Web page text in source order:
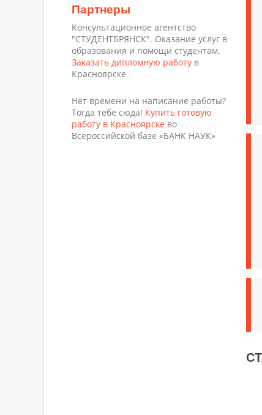
Партнеры
Консультационное агентство
"СТУДЕНТБРЯНСК". Оказание услуг в
образования и помощи студентам.
Заказать дипломную работу в
Красноярске
Нет времени на написание работы?
Тогда тебе сюда! Купить готовую
работу в Красноярске во
Всероссийской базе «БАНК НАУК»